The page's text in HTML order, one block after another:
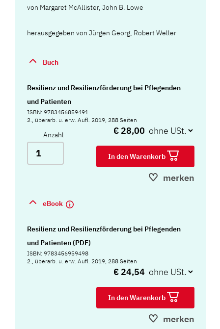
von Margaret McAllister,John B. Lowe
herausgegeben von Jürgen Georg, Robert Weller
Buch
Resilienz und Resilienzförderung bei Pflegenden
und Patienten
ISBN: 9783456859491
2., überarb. u. erw. Aufl. 2019, 288 Seiten
Anzahl € 28,00
In den Warenkorb
merken
eBook
Resilienz und Resilienzförderung bei Pflegenden
und Patienten (PDF)
ISBN: 9783456959498
2., überarb. u. erw. Aufl. 2019, 288 Seiten
€ 24,54
In den Warenkorb
merken